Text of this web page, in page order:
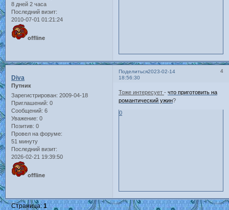
8 дней 2 часа
Последний визит:
2010-07-01 01:21:24
offline
Поделиться 4
2023-02-14
18:56:30
Diva
Путник
Зарегистрирован: 2009-04-18
Приглашений: 0
Сообщений: 6
Уважение: 0
Позитив: 0
Провел на форуме:
51 минуту
Последний визит:
2026-02-21 19:39:50
offline
Тоже интересует-что приготовить на
романтический ужин?
0
Страница:1